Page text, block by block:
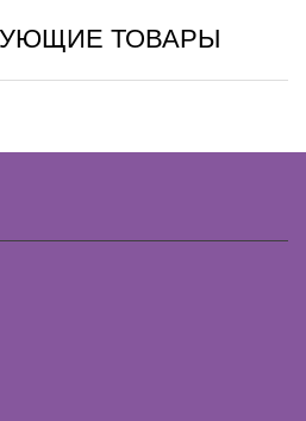
ТОВАРЫ